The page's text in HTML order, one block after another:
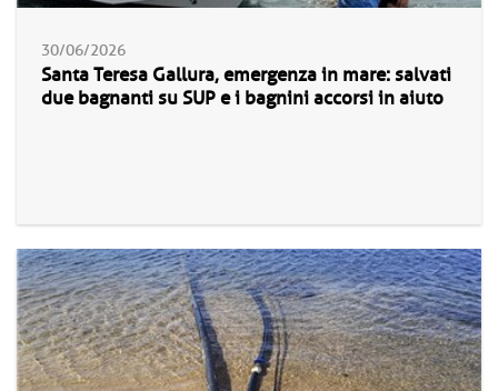
30/06/2026
Santa Teresa Gallura, emergenza in mare: salvati
due bagnanti su SUP e i bagnini accorsi in aiuto